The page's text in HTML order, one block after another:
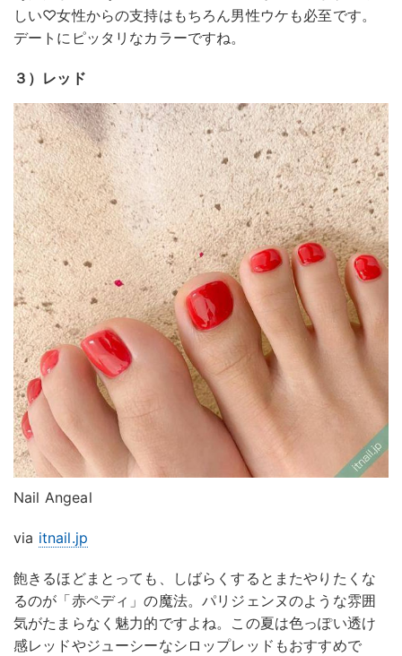
しい♡女性からの支持はもちろん男性ウケも必至です。
デートにピッタリなカラーですね。
３）レッド
Nail Angeal
via itnail.jp
飽きるほどまとっても、しばらくするとまたやりたくな
るのが「赤ペディ」の魔法。パリジェンヌのような雰囲
気がたまらなく魅力的ですよね。この夏は色っぽい透け
感レッドやジューシーなシロップレッドもおすすめで